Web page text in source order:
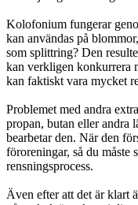
Kolofonium fungerar
kan användas på
som splittring? Den
kan verkligen konkurrera
kan faktiskt vara mycket
Problemet med andra
propan, butan eller andra
bearbetar den. När den
föroreningar, så du måste
rensningsprocess.
Även efter att det är klart